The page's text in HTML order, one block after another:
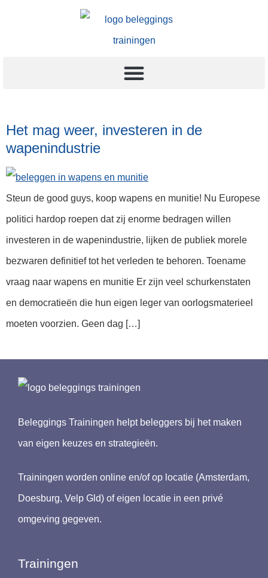
Het mag weer, investeren in de
wapenindustrie
Steun de good guys, koop wapens en munitie! Nu Europese
politici hardop roepen dat zij enorme bedragen willen
investeren in de wapenindustrie, lijken de publiek morele
bezwaren definitief tot het verleden te behoren. Toename
vraag naar wapens en munitie Er zijn veel schurkenstaten
en democratieën die hun eigen leger van oorlogsmaterieel
moeten voorzien. Geen dag […]
Beleggings Trainingen helpt beleggers bij het maken
van eigen keuzes en strategieën.
Trainingen worden online en/of op locatie (Amsterdam,
Doesburg, Velp Gld) of eigen locatie in een privé
omgeving gegeven.
Trainingen